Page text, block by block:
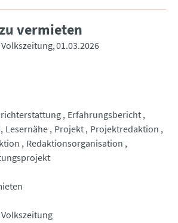
vermieten
01.03.2026
Erfahrungsbericht
Lesernähe Projekt Projektredaktion
Redaktionsorganisation